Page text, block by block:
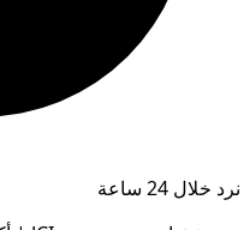
نرد خلال 24 ساعة